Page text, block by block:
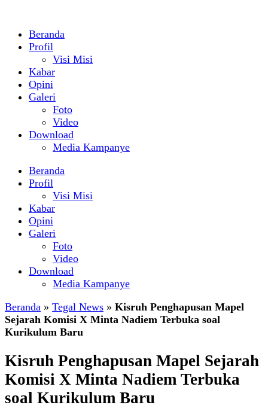
Beranda
Profil
Visi Misi
Kabar
Opini
Galeri
Foto
Video
Download
Media Kampanye
Beranda
Profil
Visi Misi
Kabar
Opini
Galeri
Foto
Video
Download
Media Kampanye
Beranda » Tegal News » Kisruh Penghapusan Mapel
Sejarah Komisi X Minta Nadiem Terbuka soal
Kurikulum Baru
Kisruh Penghapusan Mapel Sejarah
Komisi X Minta Nadiem Terbuka
soal Kurikulum Baru